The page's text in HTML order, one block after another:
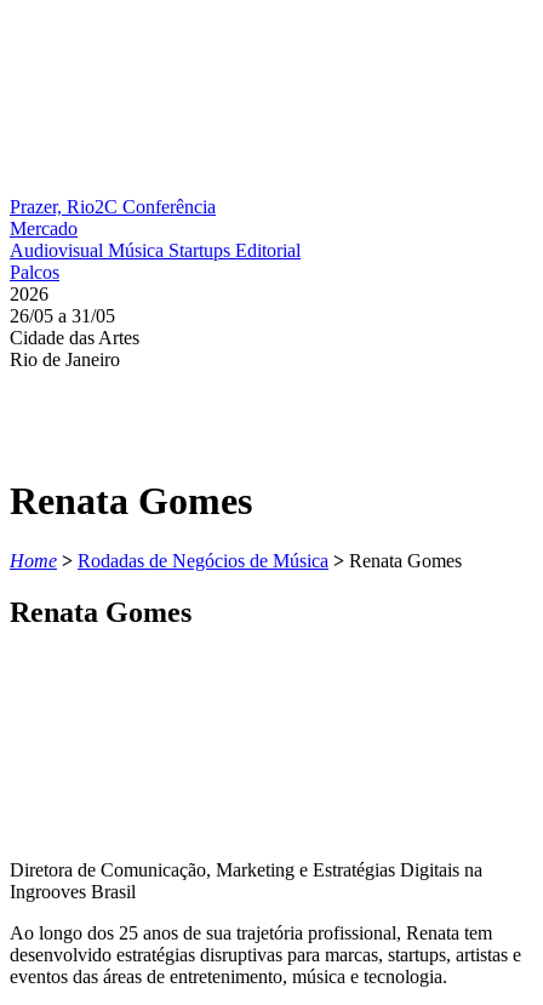
Prazer, Rio2C Conferência
Mercado
Audiovisual Música Startups Editorial
Palcos
2026
26/05 a 31/05
Cidade das Artes
Rio de Janeiro
Renata Gomes
Home > Rodadas de Negócios de Música > Renata Gomes
Renata Gomes
Diretora de Comunicação, Marketing e Estratégias Digitais na
Ingrooves Brasil
Ao longo dos 25 anos de sua trajetória profissional, Renata tem
desenvolvido estratégias disruptivas para marcas, startups, artistas e
eventos das áreas de entretenimento, música e tecnologia.